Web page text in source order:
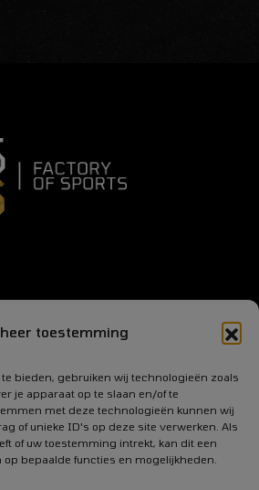
toestemming
bieden, gebruiken wij technologieën zoals
je apparaat op te slaan en/of te
met deze technologieën kunnen wij
of unieke ID's op deze site verwerken. Als
of uw toestemming intrekt, kan dit een
bepaalde functies en mogelijkheden.